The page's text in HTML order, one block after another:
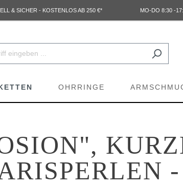
& SICHER - KOSTENLOS AB 250 €* MO-DO 8:30 -
OHRRINGE